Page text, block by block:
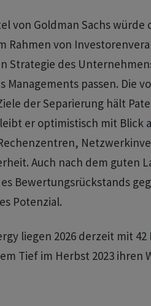
von Goldman Sachs
Rahmen von
Strategie des
Managements passen. Die
der Separierung hält
er optimistisch mit Blick
Auch nach dem guten
Bewertungsrückstands
Potenzial.
liegen 2026 derzeit mit
Tief im Herbst 2023 ihren